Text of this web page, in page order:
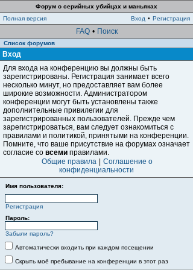
Форум о серийных убийцах и маньяках
Полная версия
Вход • Регистрация
FAQ • Поиск
Список форумов
Вход
Для входа на конференцию вы должны быть
зарегистрированы. Регистрация занимает всего
несколько минут, но предоставляет вам более
широкие возможности. Администратором
конференции могут быть установлены также
дополнительные привилегии для
зарегистрированных пользователей. Прежде чем
зарегистрироваться, вам следует ознакомиться с
правилами и политикой, принятыми на конференции.
Помните, что ваше присутствие на форумах означает
согласие со всеми правилами.
Общие правила
Соглашение о
конфиденциальности
Имя пользователя:
Регистрация
Пароль:
Забыли пароль?
Автоматически входить при каждом посещении
Скрыть моё пребывание на конференции в этот раз